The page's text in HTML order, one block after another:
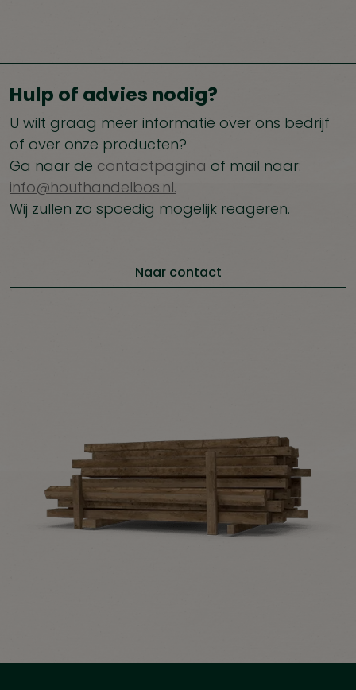
Hulp of advies nodig?
U wilt graag meer informatie over ons bedrijf
of over onze producten?
Ga naar de contactpagina of mail naar:
info@houthandelbos.nl.
Wij zullen zo spoedig mogelijk reageren.
Naar contact